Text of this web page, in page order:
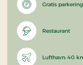
Gratis parkering
Restaurant
Lufthavn: 40